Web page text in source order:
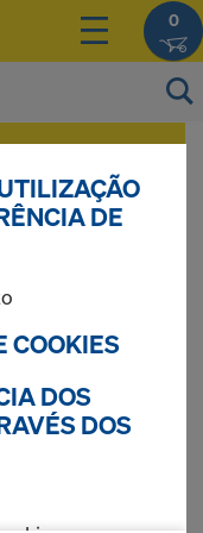
0
Eurex 20 top
DE
COOKIES
DOS
DOS